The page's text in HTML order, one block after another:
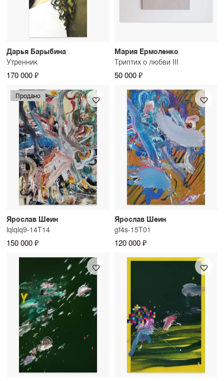
Дарья Барыбина
Утренник
170 000 ₽
Мария Ермоленко
Триптих о любви III
50 000 ₽
Продано
Ярослав Шеин
lqlqlq9-14T14
150 000 ₽
Ярослав Шеин
gf4s-15T01
120 000 ₽